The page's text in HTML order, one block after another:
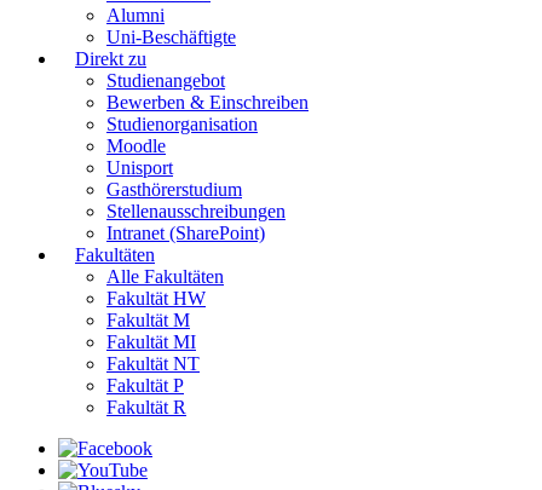
Alumni
Uni-Beschäftigte
Direkt zu
Studienangebot
Bewerben & Einschreiben
Studienorganisation
Moodle
Unisport
Gasthörerstudium
Stellenausschreibungen
Intranet (SharePoint)
Fakultäten
Alle Fakultäten
Fakultät HW
Fakultät M
Fakultät MI
Fakultät NT
Fakultät P
Fakultät R